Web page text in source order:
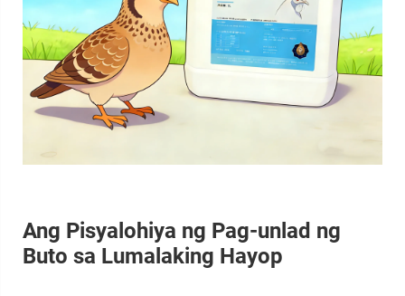
Ang Pisyalohiya ng Pag-unlad ng
Buto sa Lumalaking Hayop